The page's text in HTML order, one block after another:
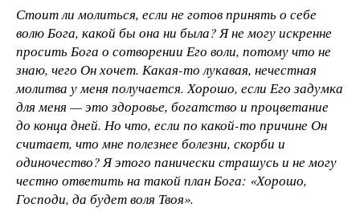
Стоит ли молиться, если не готов принять о себе
волю Бога, какой бы она ни была? Я не могу искренне
просить Бога о сотворении Его воли, потому что не
знаю, чего Он хочет. Какая-то лукавая, нечестная
молитва у меня получается. Хорошо, если Его задумка
для меня — это здоровье, богатство и процветание
до конца дней. Но что, если по какой-то причине Он
считает, что мне полезнее болезни, скорби и
одиночество? Я этого панически страшусь и не могу
честно ответить на такой план Бога: «Хорошо,
Господи, да будет воля Твоя».